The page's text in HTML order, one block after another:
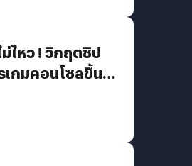
ไหว ! วิกฤตชิป
กมคอนโซลขึ้น